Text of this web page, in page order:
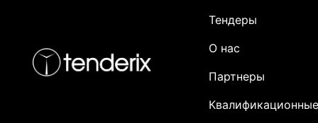
Тендеры
О нас
Партнеры